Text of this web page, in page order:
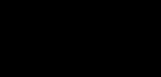
: 17 eur/pers